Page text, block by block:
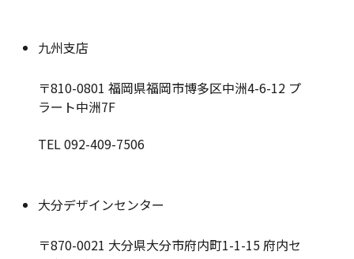
九州支店
〒810-0801 福岡県福岡市博多区中洲4-6-12 プ
ラート中洲7F
TEL 092-409-7506
大分デザインセンター
〒870-0021 大分県大分市府内町1-1-15 府内セ